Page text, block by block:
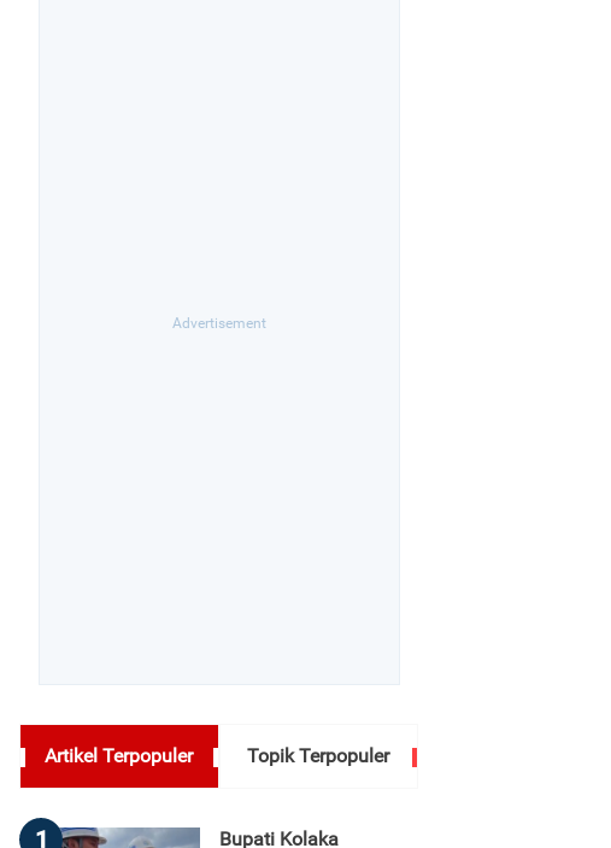
Artikel Terpopuler Topik Terpopuler
1
Bupati Kolaka